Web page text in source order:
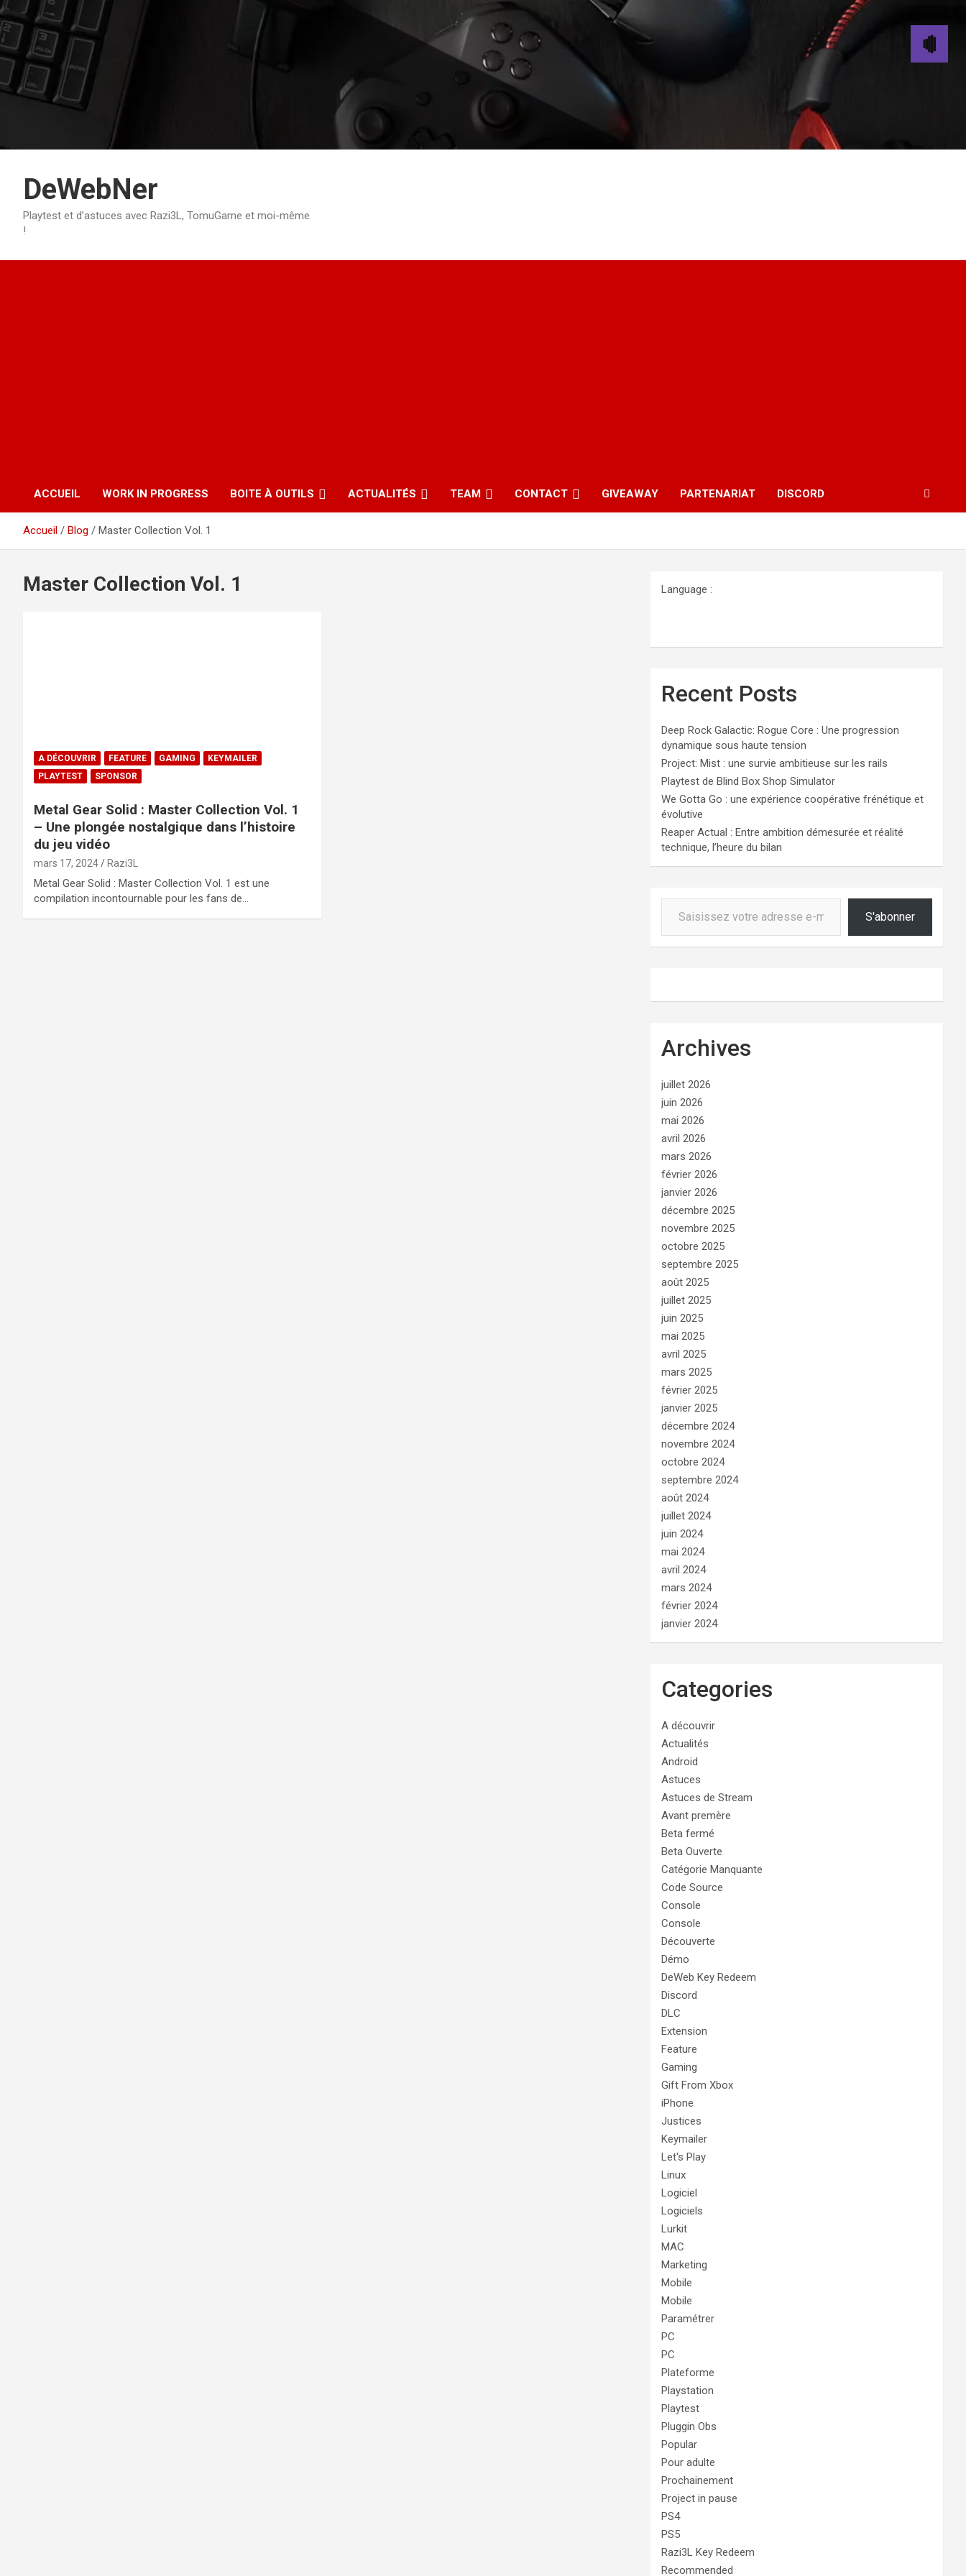
Aller
au
contenu
DeWebNer
Playtest et d’astuces avec Razi3L, TomuGame et moi-même
!
ACCUEIL WORK IN PROGRESS BOITE À OUTILS ACTUALITÉS TEAM CONTACT GIVEAWAY PARTENARIAT DISCORD
Accueil Blog Master Collection Vol. 1
Master Collection Vol. 1
A DÉCOUVRIR FEATURE GAMING
KEYMAILER
PLAYTEST
SPONSOR
Metal Gear Solid : Master Collection Vol. 1
– Une plongée nostalgique dans l’histoire
du jeu vidéo
mars 17, 2024 Razi3L
Metal Gear Solid : Master Collection Vol. 1 est une
compilation incontournable pour les fans de…
Language :
Recent Posts
Deep Rock Galactic: Rogue Core : Une progression
dynamique sous haute tension
Project: Mist : une survie ambitieuse sur les rails
Playtest de Blind Box Shop Simulator
We Gotta Go : une expérience coopérative frénétique et
évolutive
Reaper Actual : Entre ambition démesurée et réalité
technique, l’heure du bilan
Saisissez votre adresse e-mail…
S'abonner
Archives
juillet 2026
juin 2026
mai 2026
avril 2026
mars 2026
février 2026
janvier 2026
décembre 2025
novembre 2025
octobre 2025
septembre 2025
août 2025
juillet 2025
juin 2025
mai 2025
avril 2025
mars 2025
février 2025
janvier 2025
décembre 2024
novembre 2024
octobre 2024
septembre 2024
août 2024
juillet 2024
juin 2024
mai 2024
avril 2024
mars 2024
février 2024
janvier 2024
Categories
A découvrir
Actualités
Android
Astuces
Astuces de Stream
Avant premère
Beta fermé
Beta Ouverte
Catégorie Manquante
Code Source
Console
Console
Découverte
Démo
DeWeb Key Redeem
Discord
DLC
Extension
Feature
Gaming
Gift From Xbox
iPhone
Justices
Keymailer
Let's Play
Linux
Logiciel
Logiciels
Lurkit
MAC
Marketing
Mobile
Mobile
Paramétrer
PC
PC
Plateforme
Playstation
Playtest
Pluggin Obs
Popular
Pour adulte
Prochainement
Project in pause
PS4
PS5
Razi3L Key Redeem
Recommended